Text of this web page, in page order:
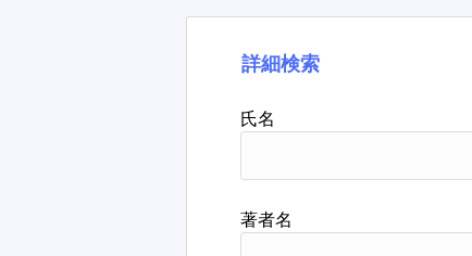
詳細検索
氏名
著者名